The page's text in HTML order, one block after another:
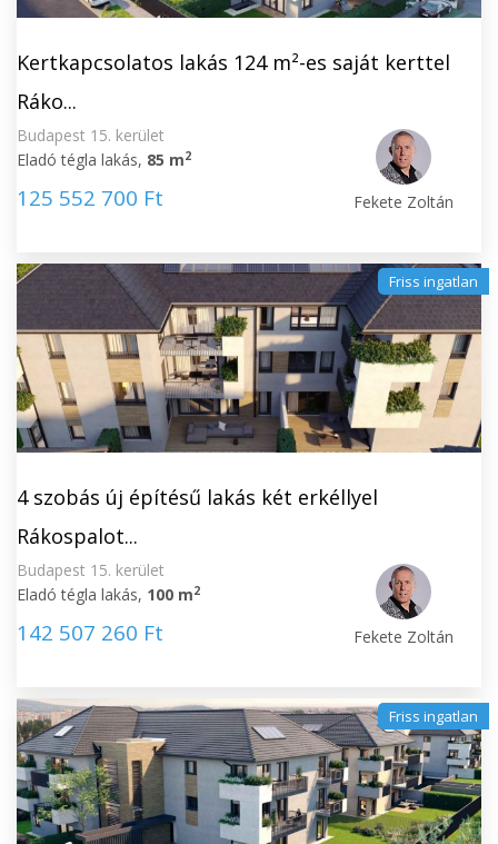
Kertkapcsolatos lakás 124 m²-es saját kerttel
Ráko...
Budapest 15. kerület
Eladó tégla lakás, 85 m2
125 552 700 Ft Fekete Zoltán
Friss ingatlan
4 szobás új építésű lakás két erkéllyel
Rákospalot...
Budapest 15. kerület
Eladó tégla lakás, 100 m2
142 507 260 Ft Fekete Zoltán
Friss ingatlan